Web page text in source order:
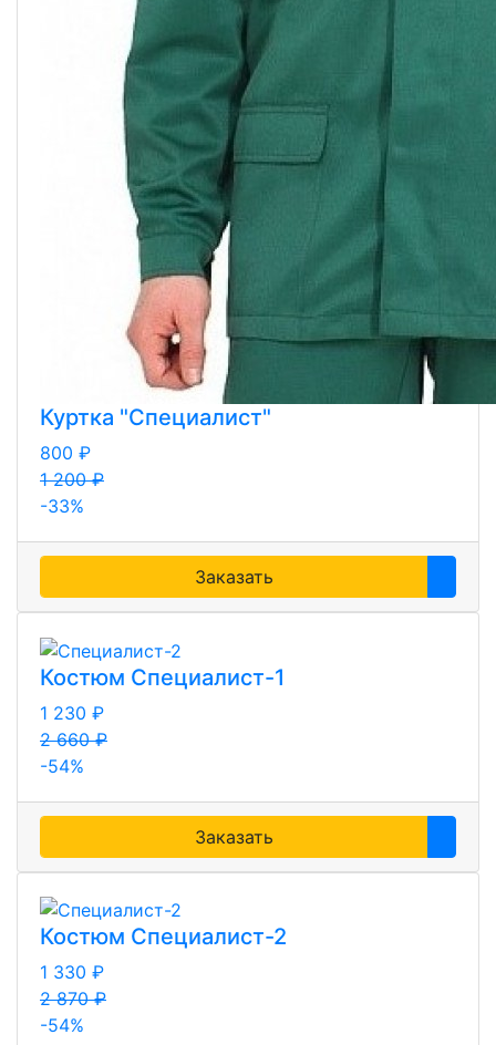
Куртка "Специалист"
800 ₽
1 200 ₽
-33%
Заказать
Костюм Специалист-1
1 230 ₽
2 660 ₽
-54%
Заказать
Костюм Специалист-2
1 330 ₽
2 870 ₽
-54%